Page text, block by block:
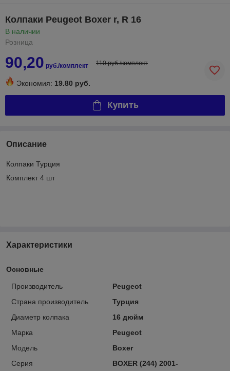
Колпаки Peugeot Boxer r, R 16
В наличии
Розница
90,20 руб./комплект 110 руб./комплект
Экономия: 19.80 руб.
Купить
Описание
Колпаки Турция
Комплект 4 шт
Характеристики
Основные
Производитель
Peugeot
Страна производитель
Турция
Диаметр колпака
16 дюйм
Марка
Peugeot
Модель
Boxer
Серия
BOXER (244) 2001-